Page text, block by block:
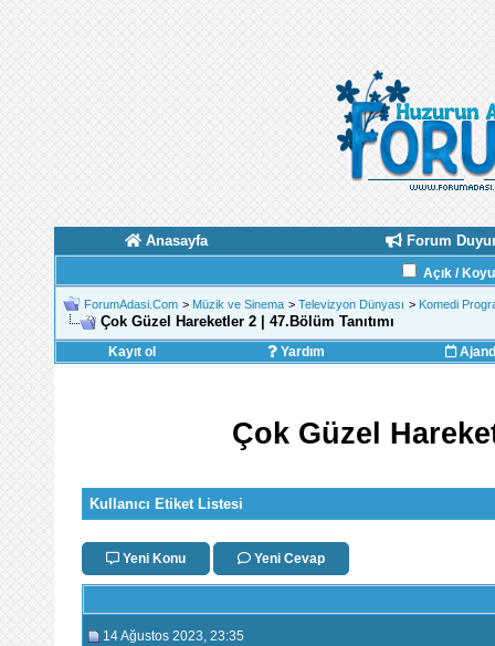
Anasayfa Forum
Açık /
ForumAdasi.Com > Müzik ve Sinema > Televizyon Dünyası > Komedi
Çok Güzel Hareketler 2 | 47.Bölüm Tanıtımı
Kayıt ol Yardım
Çok Güzel
Kullanıcı Etiket Listesi
Yeni Konu Yeni Cevap
14 Ağustos 2023 , 23:35